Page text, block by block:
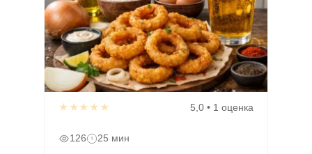
★★★★★ 5,0 • 1 оценка
126 25 мин